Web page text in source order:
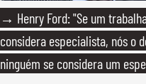
→ Henry Ford: "Se um
considera especialista, nós o
ninguém se considera um